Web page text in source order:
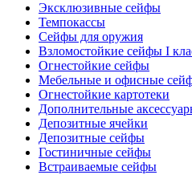
Эксклюзивные сейфы
Темпокассы
Сейфы для оружия
Взломостойкие сейфы I
Огнестойкие сейфы
Мебельные и офисные
Огнестойкие картотеки
Дополнительные
Депозитные ячейки
Депозитные сейфы
Гостиничные сейфы
Встраиваемые сейфы